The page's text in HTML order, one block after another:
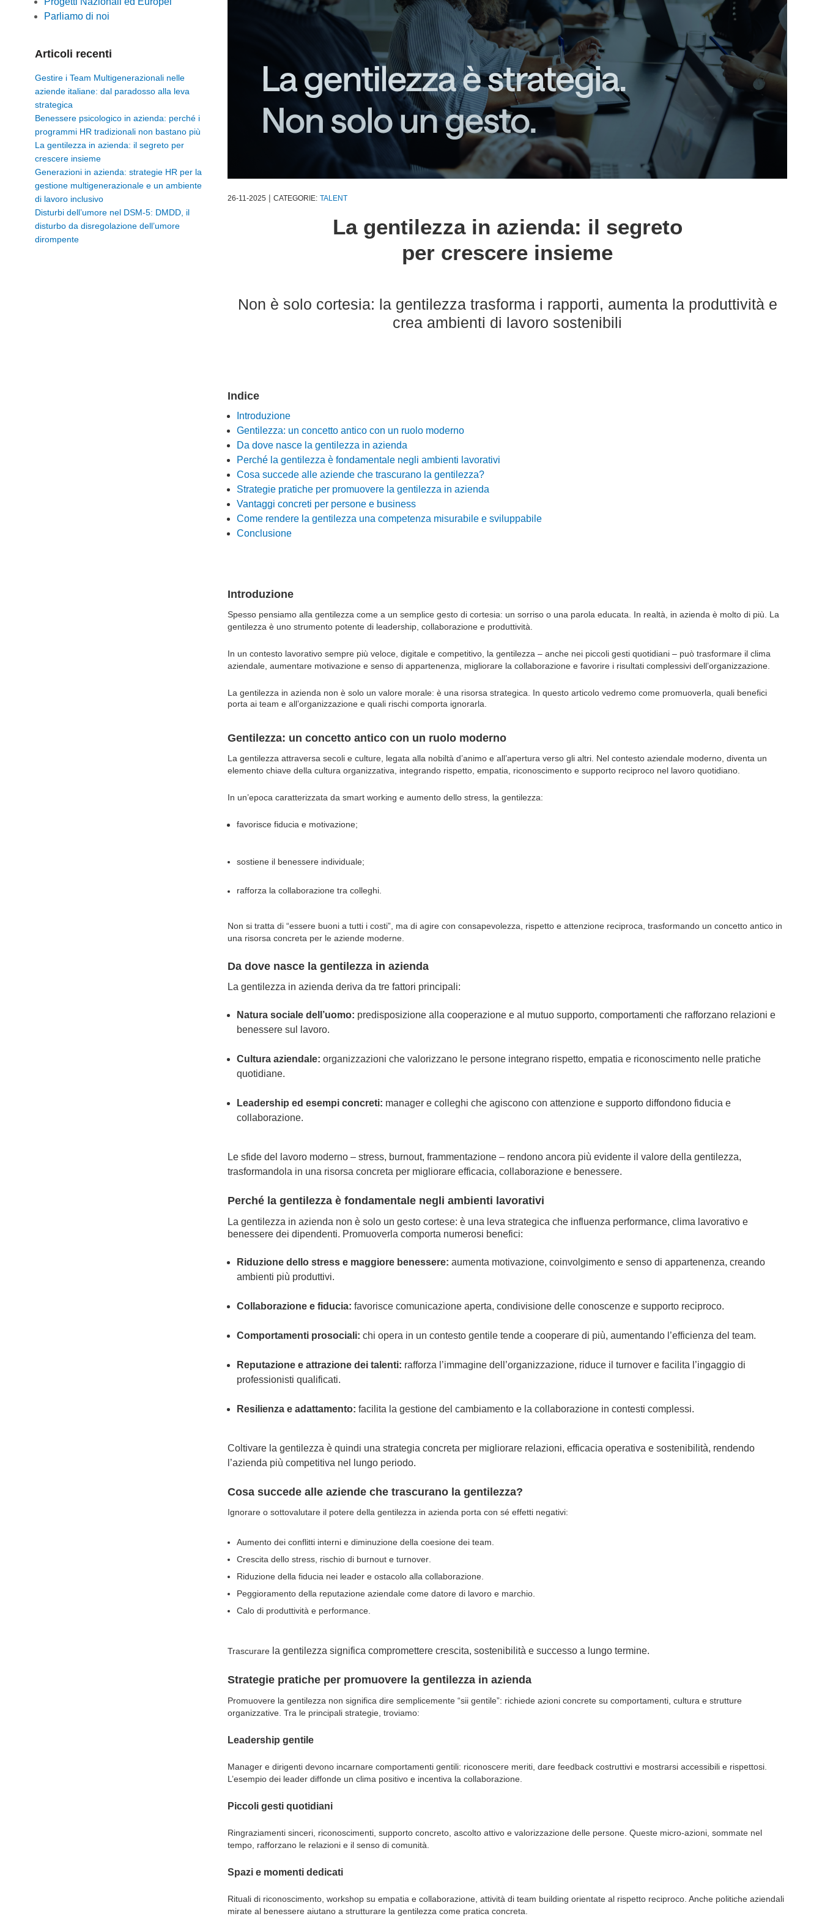
Parliamo di noi
Articoli recenti
Gestire i Team Multigenerazionali nelle
aziende italiane: dal paradosso alla leva
strategica
Benessere psicologico in azienda: perché i
programmi HR tradizionali non bastano più
La gentilezza in azienda: il segreto per
crescere insieme
Generazioni in azienda: strategie HR per la
gestione multigenerazionale e un ambiente
di lavoro inclusivo
Disturbi dell’umore nel DSM-5: DMDD, il
disturbo da disregolazione dell’umore
dirompente
26-11-2025 | CATEGORIE: TALENT
La gentilezza in azienda: il segreto
per crescere insieme
Non è solo cortesia: la gentilezza trasforma i rapporti, aumenta la produttività e
crea ambienti di lavoro sostenibili
Indice
Introduzione
Gentilezza: un concetto antico con un ruolo moderno
Da dove nasce la gentilezza in azienda
Perché la gentilezza è fondamentale negli ambienti lavorativi
Cosa succede alle aziende che trascurano la gentilezza?
Strategie pratiche per promuovere la gentilezza in azienda
Vantaggi concreti per persone e business
Come rendere la gentilezza una competenza misurabile e sviluppabile
Conclusione
Introduzione
Spesso pensiamo alla gentilezza come a un semplice gesto di cortesia: un sorriso o una parola educata. In realtà, in azienda è molto di più. La
gentilezza è uno strumento potente di leadership, collaborazione e produttività.
In un contesto lavorativo sempre più veloce, digitale e competitivo, la gentilezza – anche nei piccoli gesti quotidiani – può trasformare il clima
aziendale, aumentare motivazione e senso di appartenenza, migliorare la collaborazione e favorire i risultati complessivi dell’organizzazione.
La gentilezza in azienda non è solo un valore morale: è una risorsa strategica. In questo articolo vedremo come promuoverla, quali benefici
porta ai team e all’organizzazione e quali rischi comporta ignorarla.
Gentilezza: un concetto antico con un ruolo moderno
La gentilezza attraversa secoli e culture, legata alla nobiltà d’animo e all’apertura verso gli altri. Nel contesto aziendale moderno, diventa un
elemento chiave della cultura organizzativa, integrando rispetto, empatia, riconoscimento e supporto reciproco nel lavoro quotidiano
In un’epoca caratterizzata da smart working e aumento dello stress, la gentilezza:
favorisce fiducia e motivazione;
sostiene il benessere individuale;
rafforza la collaborazione tra colleghi.
Non si tratta di “essere buoni a tutti i costi”, ma di agire con consapevolezza, rispetto e attenzione reciproca, trasformando un concetto antico in
una risorsa concreta per le aziende moderne.
Da dove nasce la gentilezza in azienda
La gentilezza in azienda deriva da tre fattori principali:
Natura sociale dell’uomo: predisposizione alla cooperazione e al mutuo supporto, comportamenti che rafforzano relazioni e
benessere sul lavoro.
Cultura aziendale: organizzazioni che valorizzano le persone integrano rispetto, empatia e riconoscimento nelle pratiche
quotidiane.
Leadership ed esempi concreti: manager e colleghi che agiscono con attenzione e supporto diffondono fiducia e
collaborazione.
Le sfide del lavoro moderno – stress, burnout, frammentazione – rendono ancora più evidente il valore della gentilezza,
trasformandola in una risorsa concreta per migliorare efficacia, collaborazione e benessere.
Perché la gentilezza è fondamentale negli ambienti lavorativi
La gentilezza in azienda non è solo un gesto cortese: è una leva strategica che influenza performance, clima lavorativo e
benessere dei dipendenti. Promuoverla comporta numerosi benefici:
Riduzione dello stress e maggiore benessere: aumenta motivazione, coinvolgimento e senso di appartenenza, creando
ambienti più produttivi.
Collaborazione e fiducia: favorisce comunicazione aperta, condivisione delle conoscenze e supporto reciproco.
Comportamenti prosociali: chi opera in un contesto gentile tende a cooperare di più, aumentando l’efficienza del team.
Reputazione e attrazione dei talenti: rafforza l’immagine dell’organizzazione, riduce il turnover e facilita l’ingaggio di
professionisti qualificati.
Resilienza e adattamento: facilita la gestione del cambiamento e la collaborazione in contesti complessi.
Coltivare la gentilezza è quindi una strategia concreta per migliorare relazioni, efficacia operativa e sostenibilità, rendendo
l’azienda più competitiva nel lungo periodo.
Cosa succede alle aziende che trascurano la gentilezza?
Ignorare o sottovalutare il potere della gentilezza in azienda porta con sé effetti negativi:
Aumento dei conflitti interni e diminuzione della coesione dei team.
Crescita dello stress, rischio di burnout e turnover.
Riduzione della fiducia nei leader e ostacolo alla collaborazione.
Peggioramento della reputazione aziendale come datore di lavoro e marchio.
Calo di produttività e performance.
Trascurare la gentilezza significa compromettere crescita, sostenibilità e successo a lungo termine.
Strategie pratiche per promuovere la gentilezza in azienda
Promuovere la gentilezza non significa dire semplicemente “sii gentile”: richiede azioni concrete su comportamenti, cultura e strutture
organizzative. Tra le principali strategie, troviamo:
Leadership gentile
Manager e dirigenti devono incarnare comportamenti gentili: riconoscere meriti, dare feedback costruttivi e mostrarsi accessibili e rispettosi.
L’esempio dei leader diffonde un clima positivo e incentiva la collaborazione.
Piccoli gesti quotidiani
Ringraziamenti sinceri, riconoscimenti, supporto concreto, ascolto attivo e valorizzazione delle persone. Queste micro-azioni, sommate nel
tempo, rafforzano le relazioni e il senso di comunità.
Spazi e momenti dedicati
Rituali di riconoscimento, workshop su empatia e collaborazione, attività di team building orientate al rispetto reciproco. Anche politiche aziendali
mirate al benessere aiutano a strutturare la gentilezza come pratica concreta.